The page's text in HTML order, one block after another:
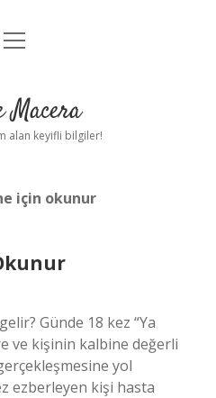
Uyarı
menüyü
Macera
alan keyifli bilgiler!
için okunur
Günde 18 kez “Ya
ve kişinin kalbine değerli
yol
ezberleyen kişi hasta